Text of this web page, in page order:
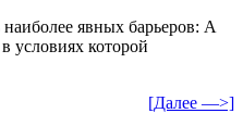
явных барьеров: А
условиях которой
[Далее —>]